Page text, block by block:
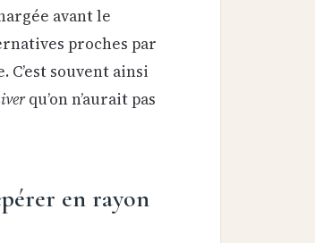
avant le
proches par
souvent ainsi
qu’on n’aurait pas
en rayon